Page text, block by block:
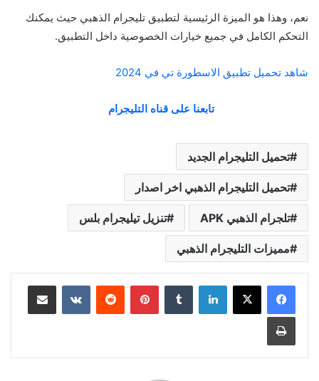
نعم، وهذا هو الميزة الرئيسية لتطبيق تليجرام الذهبي حيث يمكنك
التحكم الكامل في جميع خيارات الخصوصية داخل التطبيق.
شاهد تحميل تطبيق الاسطورة تي في 2024
تابعنا على قناه التليجرام
تحميل التليجرام الجديد
تحميل التليجرام الذهبي اخر اصدار
تلجرام الذهبي APK تنزيل تيليجرام بلس
مميزات التليجرام الذهبي
لينكدإن بينتيريست مشاركة عبر البريد
طباعة